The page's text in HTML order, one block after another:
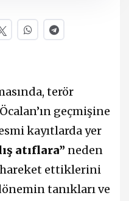
terör
geçmişine
kayıtlarda yer
atıflara” neden
hareket ettiklerini
tanıkları ve